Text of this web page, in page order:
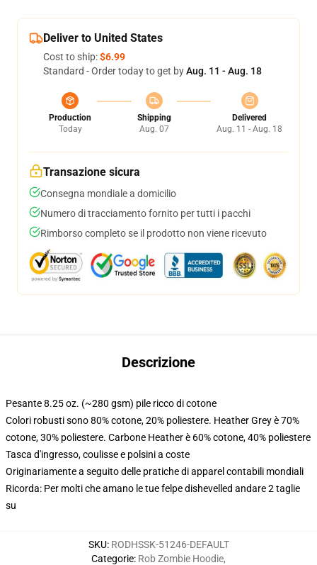
Deliver to United States
Cost to ship:$6.99
Standard - Order today to get byAug. 11 - Aug. 18
Production
Today
Shipping
Aug. 07
Delivered
Aug. 11 - Aug. 18
Transazione sicura
Consegna mondiale a domicilio
Numero di tracciamento fornito per tutti i pacchi
Rimborso completo se il prodotto non viene ricevuto
Descrizione
Pesante 8.25 oz. (~280 gsm) pile ricco di cotone
Colori robusti sono 80% cotone, 20% poliestere. Heather Grey è 70%
cotone, 30% poliestere. Carbone Heather è 60% cotone, 40% poliestere
Tasca d'ingresso, coulisse e polsini a coste
Originariamente a seguito delle pratiche di apparel contabili mondiali
Ricorda: Per molti che amano le tue felpe dishevelled andare 2 taglie
su
SKU: RODHSSK-51246-DEFAULT
Categorie: Rob Zombie Hoodie,